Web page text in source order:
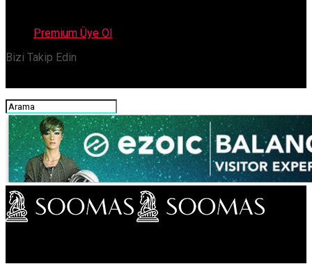
Premium Üye Ol
Bizi Takip Edin